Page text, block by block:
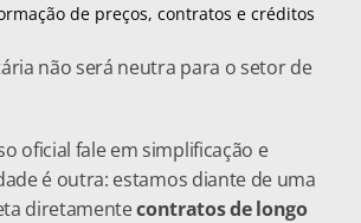
de preços, contratos e créditos
não será neutra para o setor de
oficial fale em simplificação e
é outra: estamos diante de uma
diretamente contratos de longo